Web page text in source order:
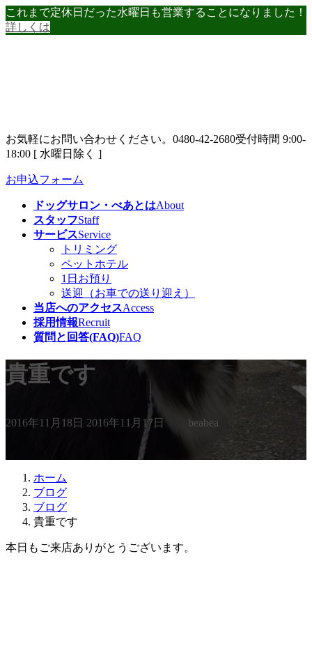
コ
ン
プ
ナ
ビ
動
これまで定休日だった水曜日も営業することになりました！
詳しくは
お気軽にお問い合わせください。 0480-42-2680受付時間 9:00-
18:00 [ 水曜日除く ]
お申込フォーム
ドッグサロン・べあとはAbout
スタッフStaff
サービスService
トリミング
ペットホテル
1日お預り
送迎（お車での送り迎え）
当店へのアクセスAccess
採用情報Recruit
質問と回答(FAQ)FAQ
貴重です
2016年11月18日 終
2016年11月17日 beabea
ホーム
ブログ
ブログ
貴重です
本日もご来店ありがとうございます。